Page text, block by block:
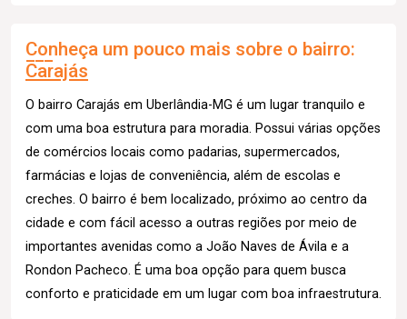
Conheça um pouco mais sobre o bairro:
Carajás
O bairro Carajás em Uberlândia-MG é um lugar tranquilo e
com uma boa estrutura para moradia. Possui várias opções
de comércios locais como padarias, supermercados,
farmácias e lojas de conveniência, além de escolas e
creches. O bairro é bem localizado, próximo ao centro da
cidade e com fácil acesso a outras regiões por meio de
importantes avenidas como a João Naves de Ávila e a
Rondon Pacheco. É uma boa opção para quem busca
conforto e praticidade em um lugar com boa infraestrutura.